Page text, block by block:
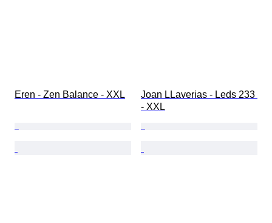
Eren - Zen Balance - XXL
Joan LLaverias - Leds 233
- XXL